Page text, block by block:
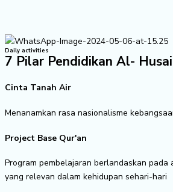
Daily activities
7 Pilar Pendidikan Al-
Cinta Tanah Air
Menanamkan rasa nasionalisme
Project Base Qur'an
Program pembelajaran berlandaskan
yang relevan dalam kehidupan sehari-hari